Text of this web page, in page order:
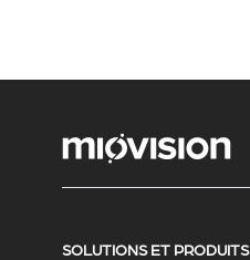
SOLUTIONS ET PRODUITS